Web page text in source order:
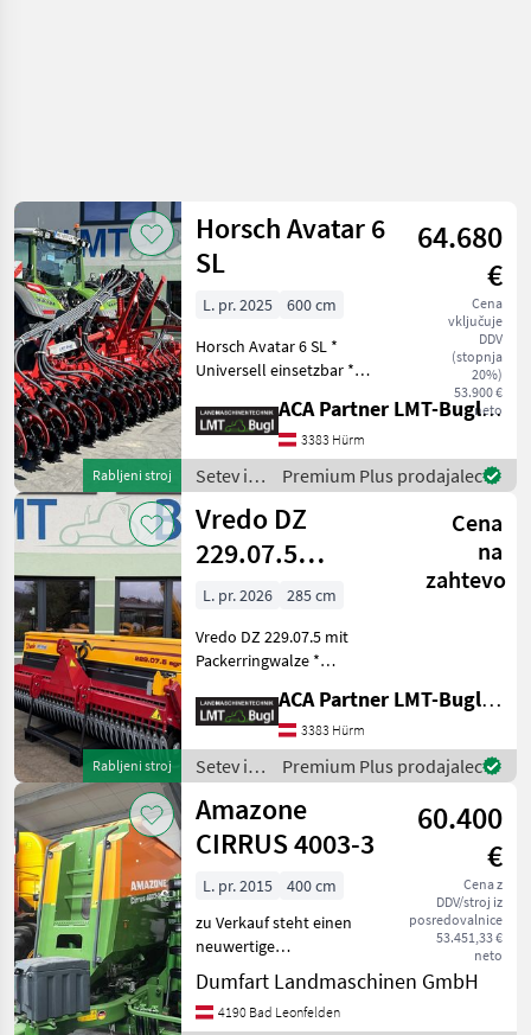
Rabljeni stroj
Horsch Avatar 6
SL
64.680
€
Cena
vključuje
DDV
(stopnja
20%)
53.900 €
neto
L. pr. 2025
600 cm
Horsch Avatar 6 SL *
Universell einsetzbar *
für steinige, sehr schwere
und tonige Böden *
Optionale hydraulische
Gewichtsübertragung je
ACA Partner LMT-Bugl GmbH
3383 Hürm
Setev in
nega /
Horsch
Premium Plus prodajalec
Rabljeni stroj
Vredo DZ
229.07.5
Nachsaatgerät
mit
Packerringwalze
Cena
na
zahtevo
L. pr. 2026
285 cm
Vredo DZ 229.07.5 mit
Packerringwalze *
Reihenabstand: 7, 5cm *
Gewicht: 2.205 kg * LED -
Beleuchtung *
Kalibrationswanne * LxBxH:
1, 31
ACA Partner LMT-Bugl GmbH
3383 Hürm
Setev in
nega /
Vredo
Premium Plus prodajalec
Amazone
CIRRUS 4003-3
60.400
€
Cena z
DDV/stroj iz
posredovalnice
53.451,33 €
neto
L. pr. 2015
400 cm
zu Verkauf steht einen
neuwertige
Direktsämaschine
AMAZONE Cirrus 4003-3,
Arbeitsbreite: 4m,
Dumfart Landmaschinen GmbH
4190 Bad Leonfelden